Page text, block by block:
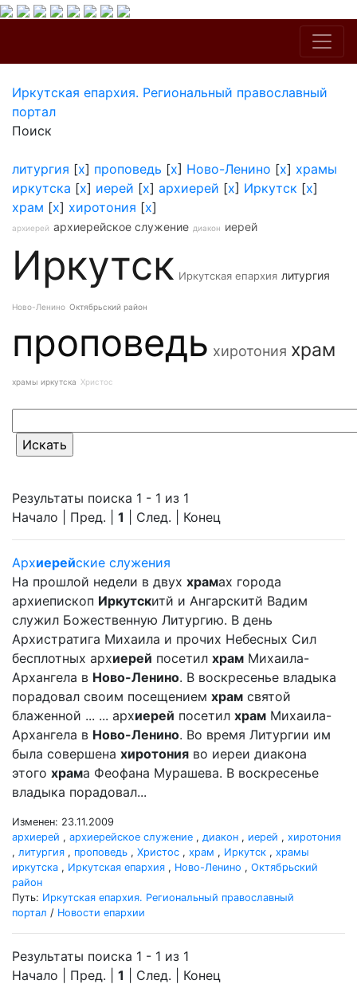
Иркутская епархия. Региональный православный
портал
Поиск
литургия [x] проповедь [x] Ново-Ленино [x] храмы
иркутска [x] иерей [x] архиерей [x] Иркутск [x]
храм [x] хиротония [x]
архиерей архиерейское служение диакон иерей
Иркутск Иркутская епархия литургия
Ново-Ленино Октябрьский район
проповедь хиротония храм
храмы иркутска Христос
Результаты поиска 1 - 1 из 1
Начало | Пред. | 1 | След. | Конец
Архиерейские служения
На прошлой недели в двух храмах города
архиепископ Иркутскитй и Ангарскитй Вадим
служил Божественную Литургию. В день
Архистратига Михаила и прочих Небесных Сил
бесплотных архиерей посетил храм Михаила-
Архангела в Ново-Ленино. В воскресенье владыка
порадовал своим посещением храм святой
блаженной ... ... архиерей посетил храм Михаила-
Архангела в Ново-Ленино. Во время Литургии им
была совершена хиротония во иереи диакона
этого храма Феофана Мурашева. В воскресенье
владыка порадовал...
Изменен: 23.11.2009
архиерей , архиерейское служение , диакон , иерей , хиротония
, литургия , проповедь , Христос , храм , Иркутск , храмы
иркутска , Иркутская епархия , Ново-Ленино , Октябрьский
район
Путь: Иркутская епархия. Региональный православный
портал / Новости епархии
Результаты поиска 1 - 1 из 1
Начало | Пред. | 1 | След. | Конец